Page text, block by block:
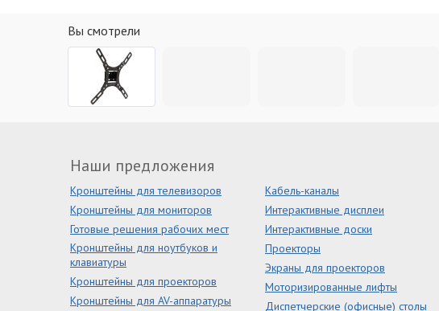
Вы смотрели
Наши предложения
Кронштейны для телевизоров
Кронштейны для мониторов
Готовые решения рабочих мест
Кронштейны для ноутбуков и
клавиатуры
Кронштейны для проекторов
Кронштейны для AV-аппаратуры
Кабель-каналы
Интерактивные дисплеи
Интерактивные доски
Проекторы
Экраны для проекторов
Моторизированные лифты
Диспетчерские (офисные) столы